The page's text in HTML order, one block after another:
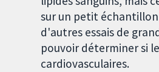
sur un petit
d'autres essais de
pouvoir déterminer si
cardiovasculaires.